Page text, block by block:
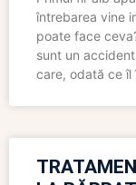
întrebarea vine
poate face
sunt un
care, odată ce îl